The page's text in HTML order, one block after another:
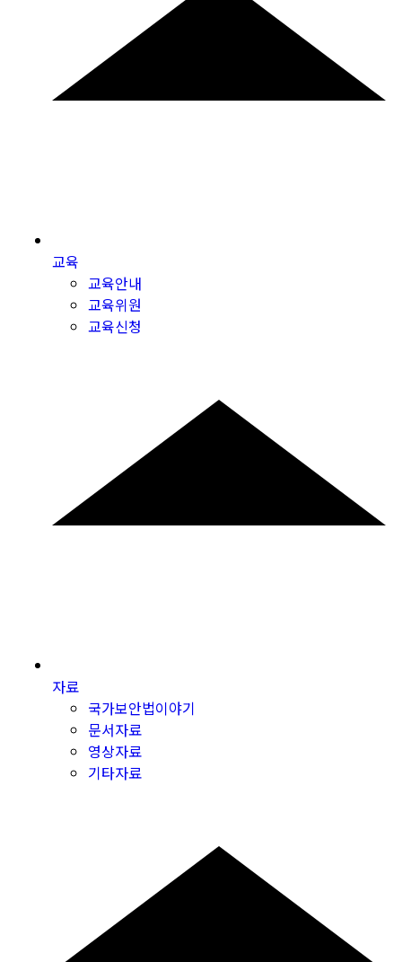
교육
교육안내
교육위원
교육신청
자료
국가보안법이야기
문서자료
영상자료
기타자료